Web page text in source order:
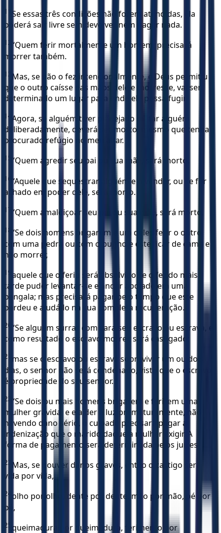
11
Se essas três condições não forem atendidas, ela
poderá sair livre sem devolver nem pagar nada.
12 “Quem ferir mortalmente um homem, precisará
morrer também.
13 Mas, se não o fez intencionalmente, e Deus permitiu
que o outro caísse nas mãos dele e morresse, vai ser
determinado um lugar para onde ele possa fugir.
14 Agora, se alguém tiver planejado matar alguém
deliberadamente, deverá ser morto, mesmo que tenha
procurado refúgio no meu altar.
15 “Quem agredir seu pai ou sua mãe, será morto.
16 “Aquele que sequestrar alguém e o vender, ou se for
achado em poder dele, será morto.
17 “Quem amaldiçoar seu pai ou sua mãe, será morto.
18 “Se dois homens brigarem e um deles ferir o outro
com uma pedra ou com o punho e este ficar de cama e
não morrer,
19 aquele que o feriu será absolvido se o ferido mais
tarde puder levantar-se e andar apoiado em uma
bengala; mas precisará pagar pelo tempo que este
perdeu e ajudá-lo na sua completa recuperação.
20 “Se alguém surrar com vara seu escravo ou escrava, e
como resultado o escravo morrer, será castigado;
21
mas se o escravo ou escrava sobreviver um ou dois
dias, o senhor não será condenado, visto que o escravo
é propriedade do seu senhor.
22 “Se dois ou mais homens brigarem e ferirem uma
mulher grávida, e ela der à luz prematuramente, não
havendo dano sério, o culpado precisará pagar a
indenização que o marido daquela mulher exigir. A
forma de pagamento será determinada pelos juízes.
23 Mas, se houver danos graves, então o castigo será
vida por vida,
24 olho por olho, dente por dente, mão por mão, pé por
pé,
25 queimadura por queimadura, ferimento por